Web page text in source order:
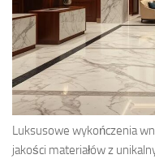
Luksusowe wykończenia
jakości materiałów z